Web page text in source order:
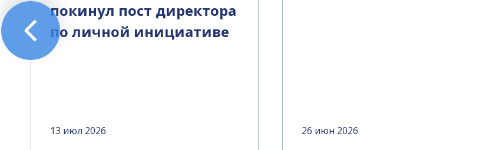
покинул пост директора
по личной инициативе
13 июл 2026 26 июн 2026